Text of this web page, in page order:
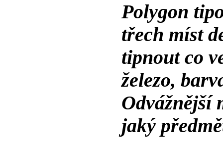
Polygon
třech míst
tipnout co
železo,
Odvážnější
jaký